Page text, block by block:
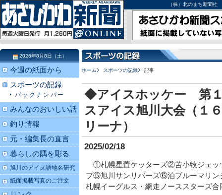
（株）北のまち新聞
ホーム スポーツの記録 記事
◆アイスホッケー 第１
スアイス旭川大会（１
リーナ）
2025/02/18
①札幌星置ケッターズ②苫小牧ジェッ
プ⑤旭川サンリバーズ⑥泊ブルーマリ
札幌イーグルス・網走ノーススターズ合
2026年8月8日（土）
今週の紙面から
スポーツの記録
バックナンバー
みんなのおいしい話
釣り情報
元・編集長の直言
暮らしの隅を彫る
旭川のアイヌ語地名研究
紙面掲載写真のご注文